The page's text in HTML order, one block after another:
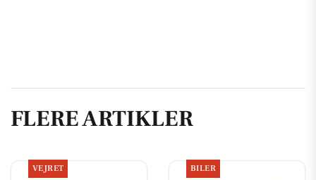
FLERE ARTIKLER
VEJRET BILER